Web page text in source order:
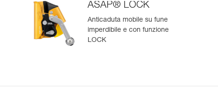
ASAP® LOCK
Anticaduta mobile su fune
imperdibile e con funzione
LOCK